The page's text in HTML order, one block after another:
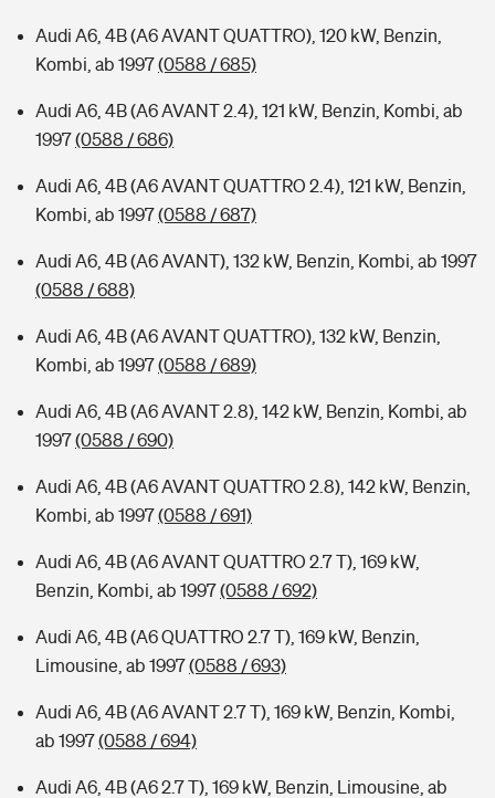
Audi A6, 4B (A6 AVANT QUATTRO), 120 kW, Benzin,
Kombi, ab 1997(0588 / 685)
Audi A6, 4B (A6 AVANT 2.4), 121 kW, Benzin, Kombi, ab
1997(0588 / 686)
Audi A6, 4B (A6 AVANT QUATTRO 2.4), 121 kW, Benzin,
Kombi, ab 1997(0588 / 687)
Audi A6, 4B (A6 AVANT), 132 kW, Benzin, Kombi, ab 1997
(0588 / 688)
Audi A6, 4B (A6 AVANT QUATTRO), 132 kW, Benzin,
Kombi, ab 1997(0588 / 689)
Audi A6, 4B (A6 AVANT 2.8), 142 kW, Benzin, Kombi, ab
1997(0588 / 690)
Audi A6, 4B (A6 AVANT QUATTRO 2.8), 142 kW, Benzin,
Kombi, ab 1997(0588 / 691)
Audi A6, 4B (A6 AVANT QUATTRO 2.7 T), 169 kW,
Benzin, Kombi, ab 1997(0588 / 692)
Audi A6, 4B (A6 QUATTRO 2.7 T), 169 kW, Benzin,
Limousine, ab 1997(0588 / 693)
Audi A6, 4B (A6 AVANT 2.7 T), 169 kW, Benzin, Kombi,
ab 1997(0588 / 694)
Audi A6, 4B (A6 2.7 T), 169 kW, Benzin, Limousine, ab